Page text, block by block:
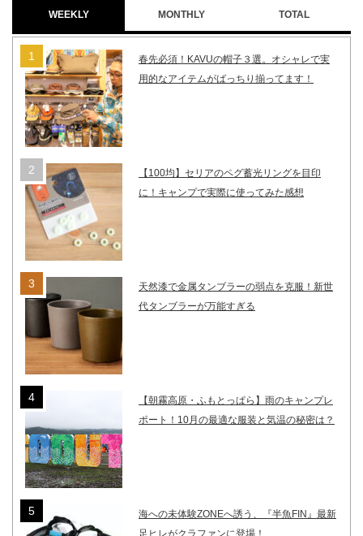
WEEKLY MONTHLY TOTAL
春先必須！KAVUの帽子３選。オシャレで実
用的なアイテムがばっちり揃ってます！
【100均】セリアのペグ蓄光リングを目印
に！キャンプで実際に使ってみた感想
天然漆で金属タンブラーの弱点を克服！新世
代タンブラーが万能すぎる
【朝霧高原・ふもとっぱら】雨のキャンプレ
ポート！10月の最適な服装と気温の秘密は？
海への未体験ZONEへ誘う、『半魚FIN』最新